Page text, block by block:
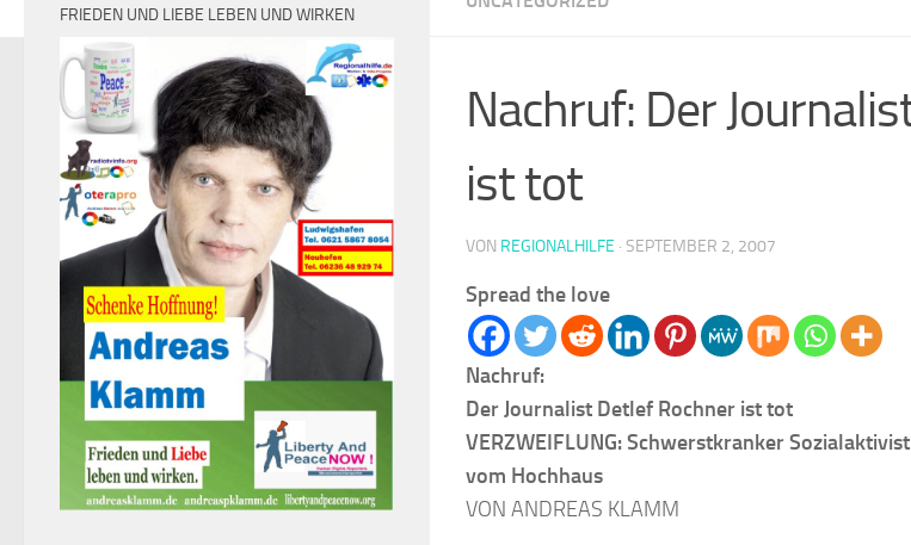
Nachruf: Der
ist tot
VON REGIONALHILFE · SEPTEMBER 2, 2007
Spread the love
Nachruf:
Der Journalist Detlef Rochner ist tot
VERZWEIFLUNG: Schwerstkranker
vom Hochhaus
VON ANDREAS KLAMM
FRIEDEN UND LIEBE LEBEN UND WIRKEN